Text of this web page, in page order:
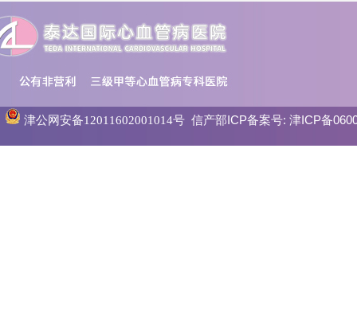
津公网安备12011602001014号信产部ICP备案号: 津ICP备